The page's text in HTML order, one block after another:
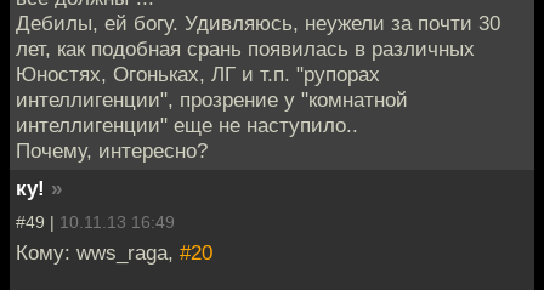
Дебилы, ей богу. Удивляюсь, неужели за почти 30
лет, как подобная срань появилась в различных
Юностях, Огоньках, ЛГ и т.п. "рупорах
интеллигенции", прозрение у "комнатной
интеллигенции" еще не наступило..
Почему, интересно?
ку! »
#49 | 10.11.13 16:49
Кому: wws_raga, #20